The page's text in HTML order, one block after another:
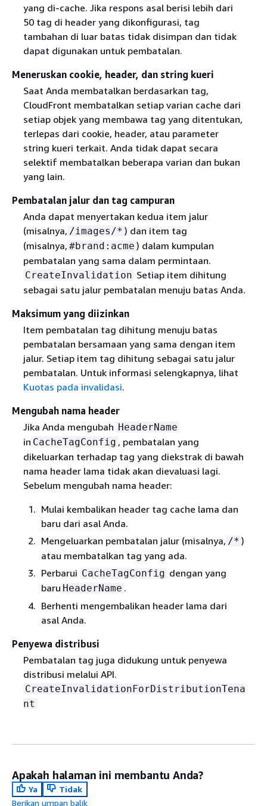
yang di-cache. Jika respons asal berisi lebih dari
50 tag di header yang dikonfigurasi, tag
tambahan di luar batas tidak disimpan dan tidak
dapat digunakan untuk pembatalan.
Meneruskan cookie, header, dan string kueri
Saat Anda membatalkan berdasarkan tag,
CloudFront membatalkan setiap varian cache dari
setiap objek yang membawa tag yang ditentukan,
terlepas dari cookie, header, atau parameter
string kueri terkait. Anda tidak dapat secara
selektif membatalkan beberapa varian dan bukan
yang lain.
Pembatalan jalur dan tag campuran
Anda dapat menyertakan kedua item jalur
(misalnya, /images/* ) dan item tag
(misalnya, #brand:acme ) dalam kumpulan
pembatalan yang sama dalam permintaan.
CreateInvalidation Setiap item dihitung
sebagai satu jalur pembatalan menuju batas Anda.
Maksimum yang diizinkan
Item pembatalan tag dihitung menuju batas
pembatalan bersamaan yang sama dengan item
jalur. Setiap item tag dihitung sebagai satu jalur
pembatalan. Untuk informasi selengkapnya, lihat
Kuotas pada invalidasi.
Mengubah nama header
Jika Anda mengubah HeaderName
in CacheTagConfig , pembatalan yang
dikeluarkan terhadap tag yang diekstrak di bawah
nama header lama tidak akan dievaluasi lagi.
Sebelum mengubah nama header:
Mulai kembalikan header tag cache lama dan
baru dari asal Anda.
Mengeluarkan pembatalan jalur (misalnya, /* )
atau membatalkan tag yang ada.
Perbarui CacheTagConfig dengan yang
baru HeaderName .
Berhenti mengembalikan header lama dari
asal Anda.
Penyewa distribusi
Pembatalan tag juga didukung untuk penyewa
distribusi melalui API.
CreateInvalidationForDistributionTena
nt
Apakah halaman ini membantu Anda?
Ya
Tidak
Berikan umpan balik